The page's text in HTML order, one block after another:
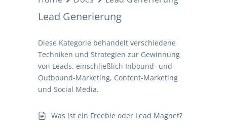
Lead Generierung
Diese Kategorie behandelt verschiedene
Techniken und Strategien zur Gewinnung
von Leads, einschließlich Inbound- und
Outbound-Marketing, Content-Marketing
und Social Media.
Was ist ein Freebie oder Lead Magnet?